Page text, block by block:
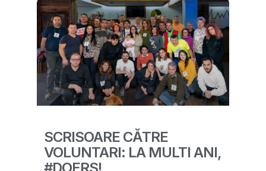
SCRISOARE CĂTRE
VOLUNTARI: LA MULTI ANI,
#DOERS!